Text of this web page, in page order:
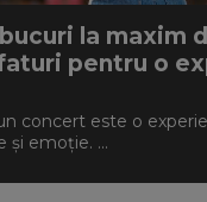
la maxim
pentru o
concert este o
și emoție. ...